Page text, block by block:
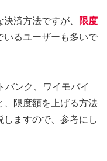
済方法ですが、
限度
いるユーザーも多いで
バンク、ワイモバイ
、限度額を上げる方法
ますので、参考にし